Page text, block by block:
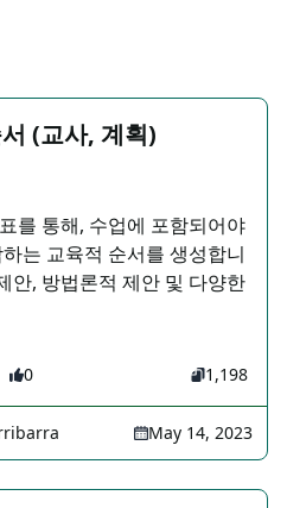
(교사, 계획)
를 통해, 수업에 포함되어야
는 교육적 순서를 생성합니
안, 방법론적 제안 및 다양한
0 1,198
May 14, 2023